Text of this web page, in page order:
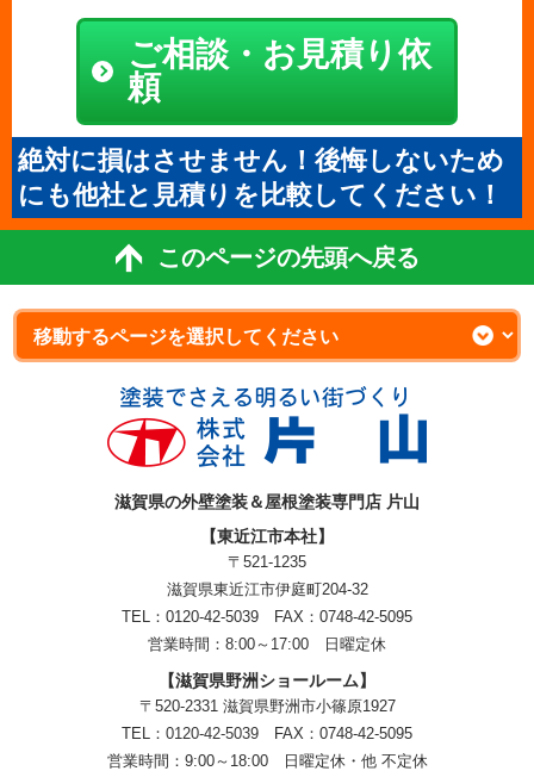
ご相談・お見積り依
頼
絶対に損はさせません！後悔しないため
にも他社と見積りを比較してください！
このページの先頭へ戻る
滋賀県の外壁塗装＆屋根塗装専門店 片山
【東近江市本社】
〒521-1235
滋賀県東近江市伊庭町204-32
TEL：0120-42-5039 FAX：0748-42-5095
営業時間：8:00～17:00 日曜定休
【滋賀県野洲ショールーム】
〒520-2331 滋賀県野洲市小篠原1927
TEL： 0120-42-5039 FAX：0748-42-5095
営業時間：9:00～18:00
日曜定休・他 不定休